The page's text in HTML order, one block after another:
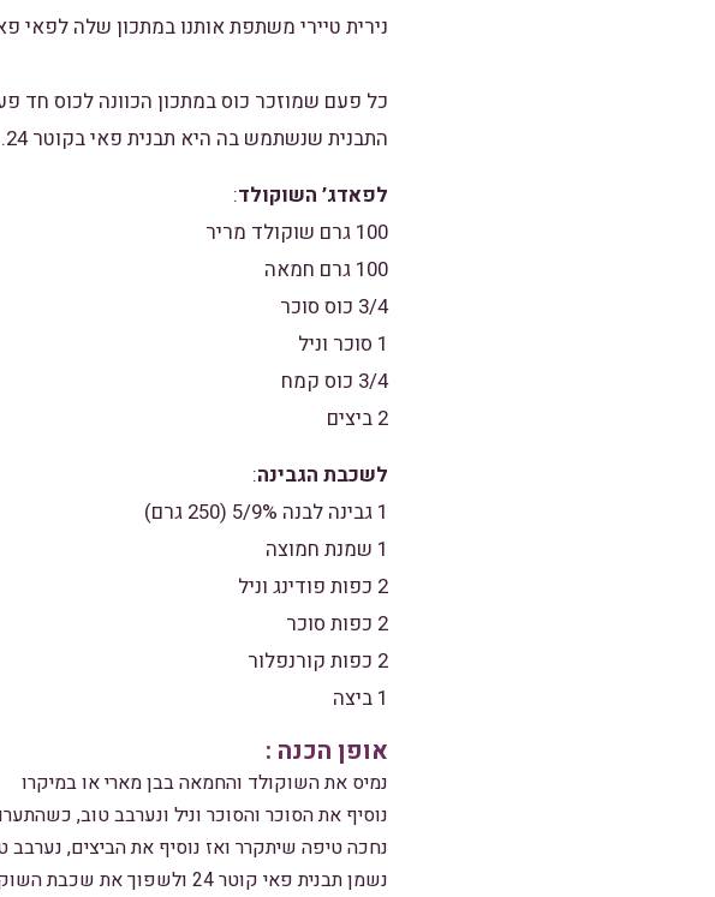
נירית טיירי משתפת אותנו במתכון שלה לפאי
כל פעם שמוזכר כוס במתכון הכוונה לכוס חד
התבנית שנשתמש בה היא תבנית פאי בקוטר 24.
לפאדג’ השוקולד:
100 גרם שוקולד מריר
100 גרם חמאה
3/4 כוס סוכר
1 סוכר וניל
3/4 כוס קמח
2 ביצים
לשכבת הגבינה:
1 גבינה לבנה 5/9% (250 גרם)
1 שמנת חמוצה
2 כפות פודינג וניל
2 כפות סוכר
2 כפות קורנפלור
1 ביצה
אופן הכנה :
נמיס את השוקולד והחמאה בבן מארי או במיקרו
נוסיף את הסוכר והסוכר וניל ונערבב טוב,
נחכה טיפה שיתקרר ואז נוסיף את הביצים,
נשמן תבנית פאי קוטר 24 ולשפוך את שכבת השוקולד